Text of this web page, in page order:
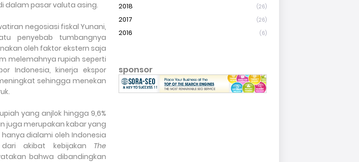
dalam pasar valuta asing.
negosiasi fiskal Yunani,
penyebab tumbangnya
oleh faktor ekstern saja
melemahnya rupiah seperti
Indonesia, kinerja ekspor
sehingga menekan
yang anjlok hingga 9,6%
juga merupakan kabar yang
dialami oleh Indonesia
akibat kebijakan The
bahwa dibandingkan
2018 (26)
2017 (26)
2016 (6)
sponsor